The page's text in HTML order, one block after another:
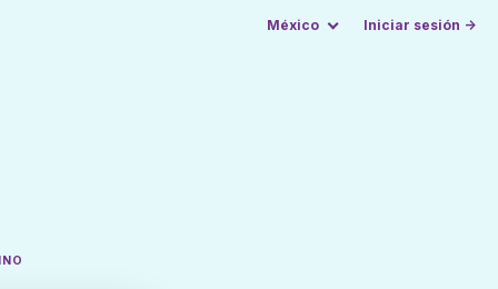
México Iniciar sesión →